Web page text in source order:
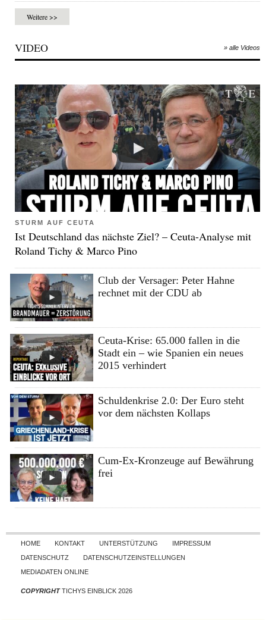
Weitere >>
VIDEO » alle Videos
STURM AUF CEUTA
Ist Deutschland das nächste Ziel? – Ceuta-Analyse mit
Roland Tichy & Marco Pino
Club der Versager: Peter Hahne
rechnet mit der CDU ab
Ceuta-Krise: 65.000 fallen in die
Stadt ein – wie Spanien ein neues
2015 verhindert
Schuldenkrise 2.0: Der Euro steht
vor dem nächsten Kollaps
Cum-Ex-Kronzeuge auf Bewährung
frei
Skip to content
HOME KONTAKT UNTERSTÜTZUNG
IMPRESSUM
DATENSCHUTZ
DATENSCHUTZEINSTELLUNGEN
MEDIADATEN ONLINE
COPYRIGHTTICHYS EINBLICK 2026